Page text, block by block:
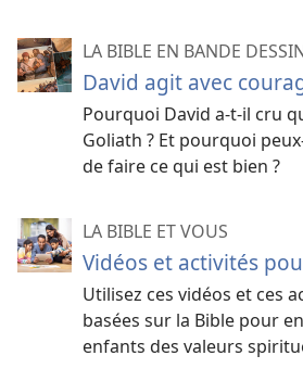
LA BIBLE EN BANDE
David agit avec
Pourquoi David a-t-il cru
Goliath ? Et pourquoi
de faire ce qui est bien ?
LA BIBLE ET VOUS
Vidéos et activités
Utilisez ces vidéos et ces
basées sur la Bible pour
enfants des valeurs